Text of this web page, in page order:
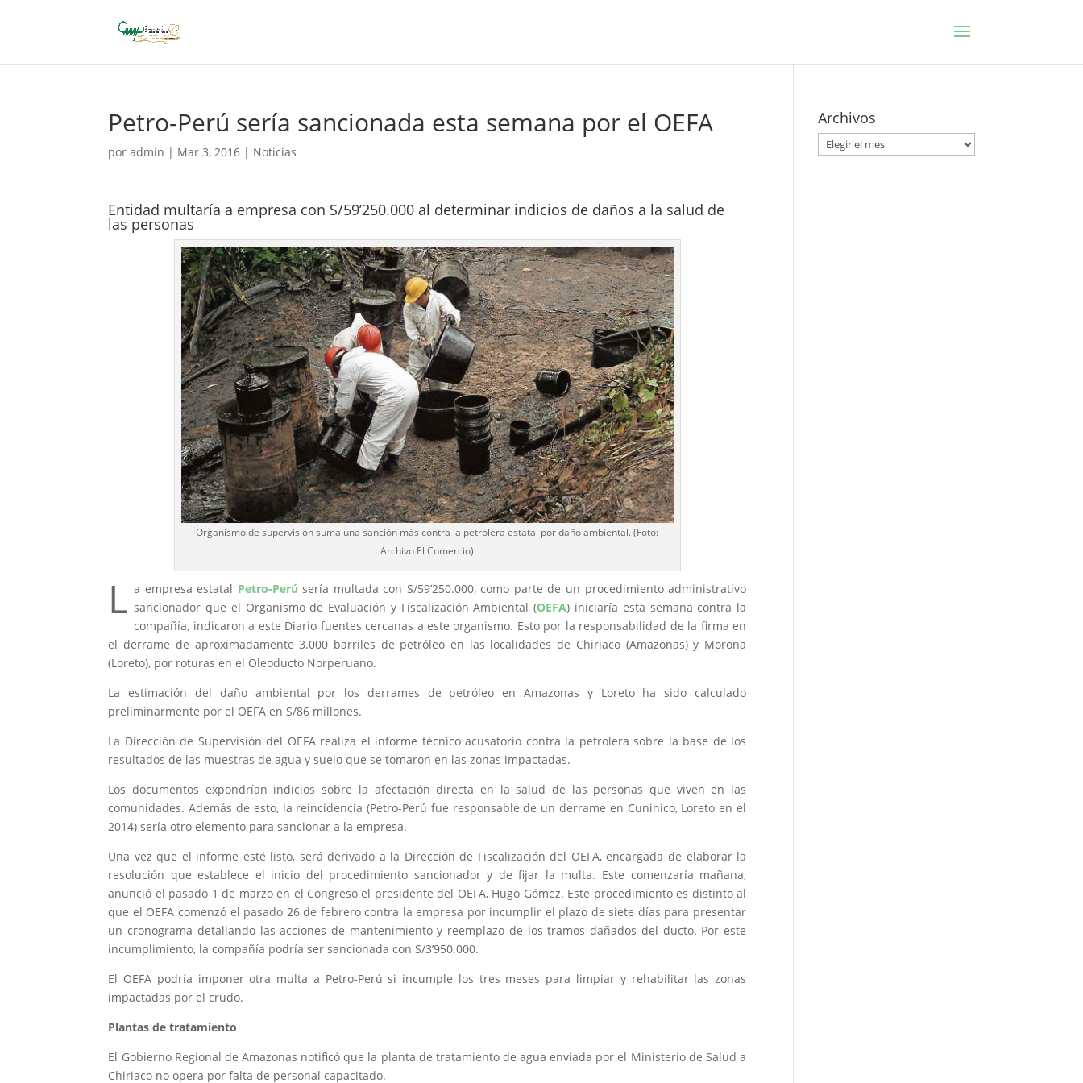
Petro-Perú sería sancionada esta semana por el OEFA
poradmin | Mar 3, 2016 | Noticias
Entidad multaría a empresa con S/59’250.000 al determinar indicios de daños a la salud de
las personas
Organismo de supervisión suma una sanción más contra la petrolera estatal por daño ambiental. (Foto:
Archivo El Comercio)
L a empresa estatal Petro-Perú sería multada con S/59’250.000, como parte de un procedimiento administrativo
sancionador que el Organismo de Evaluación y Fiscalización Ambiental (OEFA) iniciaría esta semana contra la
compañía, indicaron a este Diario fuentes cercanas a este organismo. Esto por la responsabilidad de la firma en
el derrame de aproximadamente 3.000 barriles de petróleo en las localidades de Chiriaco (Amazonas) y Morona
(Loreto), por roturas en el Oleoducto Norperuano.
La estimación del daño ambiental por los derrames de petróleo en Amazonas y Loreto ha sido calculado
preliminarmente por el OEFA en S/86 millones.
La Dirección de Supervisión del OEFA realiza el informe técnico acusatorio contra la petrolera sobre la base de los
resultados de las muestras de agua y suelo que se tomaron en las zonas impactadas.
Los documentos expondrían indicios sobre la afectación directa en la salud de las personas que viven en las
comunidades. Además de esto, la reincidencia (Petro-Perú fue responsable de un derrame en Cuninico, Loreto en el
2014) sería otro elemento para sancionar a la empresa.
Una vez que el informe esté listo, será derivado a la Dirección de Fiscalización del OEFA, encargada de elaborar la
resolución que establece el inicio del procedimiento sancionador y de fijar la multa. Este comenzaría mañana,
anunció el pasado 1 de marzo en el Congreso el presidente del OEFA, Hugo Gómez. Este procedimiento es distinto al
que el OEFA comenzó el pasado 26 de febrero contra la empresa por incumplir el plazo de siete días para presentar
un cronograma detallando las acciones de mantenimiento y reemplazo de los tramos dañados del ducto. Por este
incumplimiento, la compañía podría ser sancionada con S/3’950.000.
El OEFA podría imponer otra multa a Petro-Perú si incumple los tres meses para limpiar y rehabilitar las zonas
impactadas por el crudo.
Plantas de tratamiento
El Gobierno Regional de Amazonas notificó que la planta de tratamiento de agua enviada por el Ministerio de Salud a
Chiriaco no opera por falta de personal capacitado.
Archivos
Archivos